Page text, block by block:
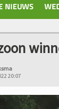
NIEUWS
20:07